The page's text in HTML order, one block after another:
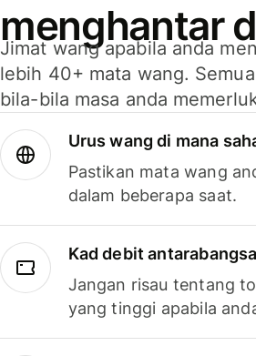
menghantar
Jimat wang apabila anda
lebih 40+ mata wang.
bila-bila masa anda
Urus wang di mana
Pastikan mata wang
dalam beberapa saat.
Kad debit antarabangsa
Jangan risau tentang
yang tinggi apabila